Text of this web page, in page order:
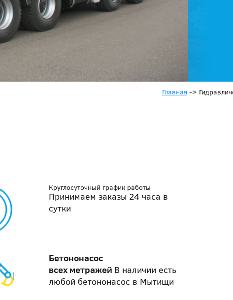
Главная ->
Круглосуточный график работы
Принимаем заказы 24 часа в
сутки
Бетононасос
всех метражей В наличии есть
любой бетононасос в Мытищи